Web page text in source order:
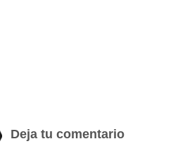
Deja tu comentario